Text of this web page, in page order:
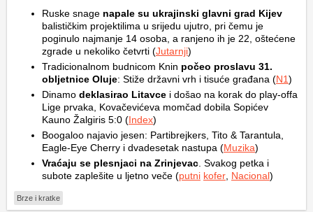
Ruske snage napale su ukrajinski glavni grad Kijev
balističkim projektilima u srijedu ujutro, pri čemu je
poginulo najmanje 14 osoba, a ranjeno ih je 22, oštećene
zgrade u nekoliko četvrti (Jutarnji)
Tradicionalnom budnicom Knin počeo proslavu 31.
obljetnice Oluje: Stiže državni vrh i tisuće građana (N1)
Dinamo deklasirao Litavce i došao na korak do play-offa
Lige prvaka, Kovačevićeva momčad dobila Sopićev
Kauno Žalgiris 5:0 (Index)
Boogaloo najavio jesen: Partibrejkers, Tito & Tarantula,
Eagle-Eye Cherry i dvadesetak nastupa (Muzika)
Vraćaju se plesnjaci na Zrinjevac . Svakog petka i
subote zaplešite u ljetno veče (putni kofer Nacional)
Brze i kratke